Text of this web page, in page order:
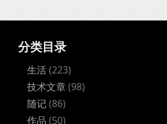
分类目录
生活(223)
技术文章(98)
随记(86)
作品 (50)